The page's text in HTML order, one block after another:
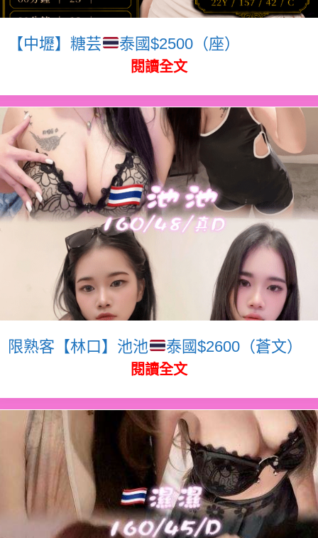
【中壢】糖芸 泰國$2500（座）
閱讀全文
限熟客【林口】池池 泰國$2600（蒼文）
閱讀全文